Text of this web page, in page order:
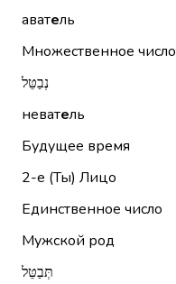
аватель
Множественное число
נְבַטֵּל
неватель
Будущее время
2-е (Ты) Лицо
Единственное число
Мужской род
תְּבַטֵּל